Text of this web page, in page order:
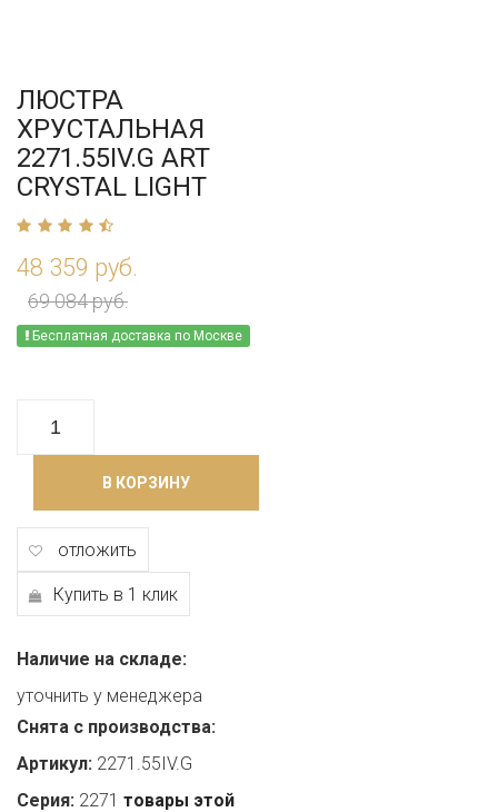
ЛЮСТРА
ХРУСТАЛЬНАЯ
2271.55IV.G ART
CRYSTAL LIGHT
48 359 руб.
69 084 руб.
Бесплатная доставка по Москве
В КОРЗИНУ
отложить
Купить в 1 клик
Наличие на складе:
уточнить у менеджера
Снята с производства:
Артикул: 2271.55IV.G
Серия: 2271 товары этой